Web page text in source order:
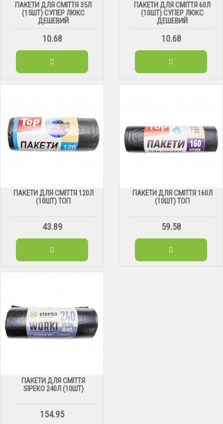
ПАКЕТИ ДЛЯ СМІТТЯ 35Л
(15ШТ) СУПЕР ЛЮКС
ДЕШЕВИЙ
10.68
ПАКЕТИ ДЛЯ СМІТТЯ 60Л
(10ШТ) СУПЕР ЛЮКС
ДЕШЕВИЙ
10.68
ПАКЕТИ ДЛЯ СМІТТЯ 120Л
(10ШТ) ТОП
43.89
ПАКЕТИ ДЛЯ СМІТТЯ 160Л
(10ШТ) ТОП
59.58
ПАКЕТИ ДЛЯ СМІТТЯ
SIPEKO 240Л (10ШТ)
154.95